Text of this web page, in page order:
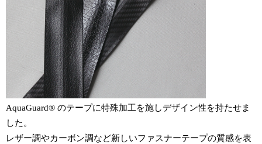
AquaGuard® のテープに特殊加工を施しデザイン性を持たせま
した。
レザー調やカーボン調など新しいファスナーテープの質感を表